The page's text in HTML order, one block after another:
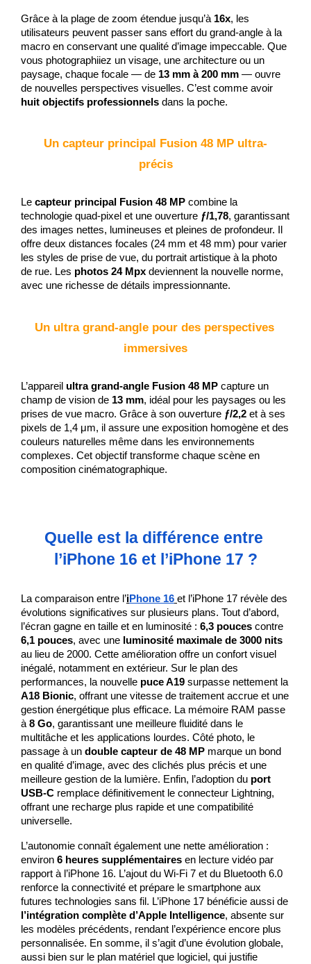
Grâce à la plage de zoom étendue jusqu’à 16x, les
utilisateurs peuvent passer sans effort du grand-angle à la
macro en conservant une qualité d’image impeccable. Que
vous photographiiez un visage, une architecture ou un
paysage, chaque focale — de 13 mm à 200 mm — ouvre
huit objectifs professionnels dans la poche.
Un capteur principal Fusion 48 MP ultra-
précis
Le capteur principal Fusion 48 MP combine la
technologie quad-pixel et une ouverture ƒ/1,78, garantissant
des images nettes, lumineuses et pleines de profondeur. Il
offre deux distances focales (24 mm et 48 mm) pour varier
les styles de prise de vue, du portrait artistique à la photo
de rue. Les photos 24 Mpx deviennent la nouvelle norme,
avec une richesse de détails impressionnante.
Un ultra grand-angle pour des perspectives
immersives
L’appareil ultra grand-angle Fusion 48 MP capture un
champ de vision de 13 mm, idéal pour les paysages ou les
prises de vue macro. Grâce à son ouverture ƒ/2,2 et à ses
pixels de 1,4 μm, il assure une exposition homogène et des
couleurs naturelles même dans les environnements
complexes. Cet objectif transforme chaque scène en
composition cinématographique.
Quelle est la différence entre
l’iPhone 16 et l’iPhone 17 ?
La comparaison entre l’iPhone 16 et l’iPhone 17 révèle des
évolutions significatives sur plusieurs plans. Tout d’abord,
l’écran gagne en taille et en luminosité : 6,3 pouces
6,1 pouces, avec une luminosité maximale de 3000 nits
au lieu de 2000. Cette amélioration offre un confort visuel
inégalé, notamment en extérieur. Sur le plan des
performances, la nouvelle puce A19
A18 Bionic, offrant une vitesse de traitement accrue et une
gestion énergétique plus efficace. La mémoire RAM passe
à 8 Go, garantissant une meilleure fluidité dans le
multitâche et les applications lourdes. Côté photo, le
passage à un double capteur de 48 MP marque un bond
en qualité d’image, avec des clichés plus précis et une
meilleure gestion de la lumière. Enfin, l’adoption du port
USB-C remplace définitivement le connecteur Lightning,
offrant une recharge plus rapide et une compatibilité
universelle.
L’autonomie connaît également une nette amélioration :
environ 6 heures supplémentaires en lecture vidéo par
rapport à l’iPhone 16. L’ajout du Wi-Fi 7 et du Bluetooth 6.0
renforce la connectivité et prépare le smartphone aux
l’intégration complète d’Apple Intelligence, absente sur
les modèles précédents, rendant l’expérience encore plus
personnalisée. En somme, il s’agit d’une évolution globale,
aussi bien sur le plan matériel que logiciel, qui justifie